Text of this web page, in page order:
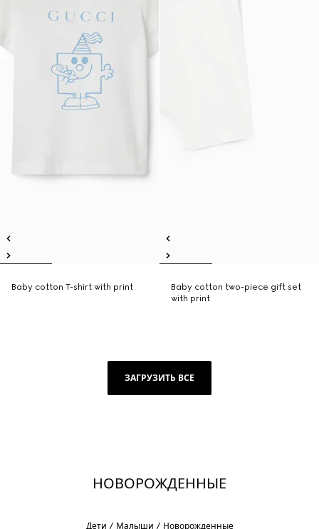
Baby cotton T-shirt with print
Baby cotton two-piece gift set
with print
ЗАГРУЗИТЬ ВСЕ
НОВОРОЖДЕННЫЕ
Дети Малыши Новорожденные